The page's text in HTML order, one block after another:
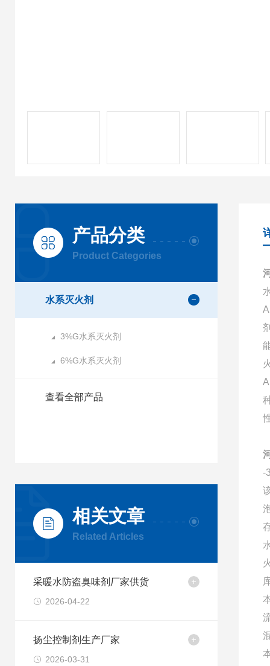
产品分类
Product Categories
水系灭火剂
3%G水系灭火剂
6%G水系灭火剂
查看全部产品
相关文章
Related Articles
采暖水防盗臭味剂厂家供货
2026-04-22
扬尘控制剂生产厂家
2026-03-31
-